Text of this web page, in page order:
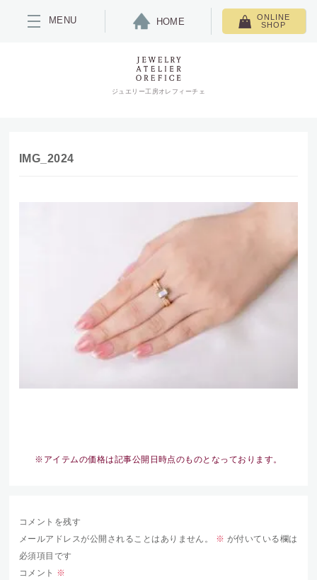
MENU HOME
ONLINE
SHOP
ジュエリー工房オレフィーチェ
IMG_2024
※アイテムの価格は記事公開日時点のものとなっております。
コメントを残す
メールアドレスが公開されることはありません。
※ が付いている欄は
必須項目です
コメント ※